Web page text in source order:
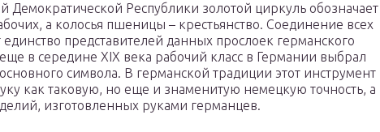
Демократической Республики золотой циркуль обозначает
а колосья пшеницы – крестьянство. Соединение всех
представителей данных прослоек германского
в середине XIX века рабочий класс в Германии выбрал
символа. В германской традиции этот инструмент
как таковую, но еще и знаменитую немецкую точность, а
изготовленных руками германцев.